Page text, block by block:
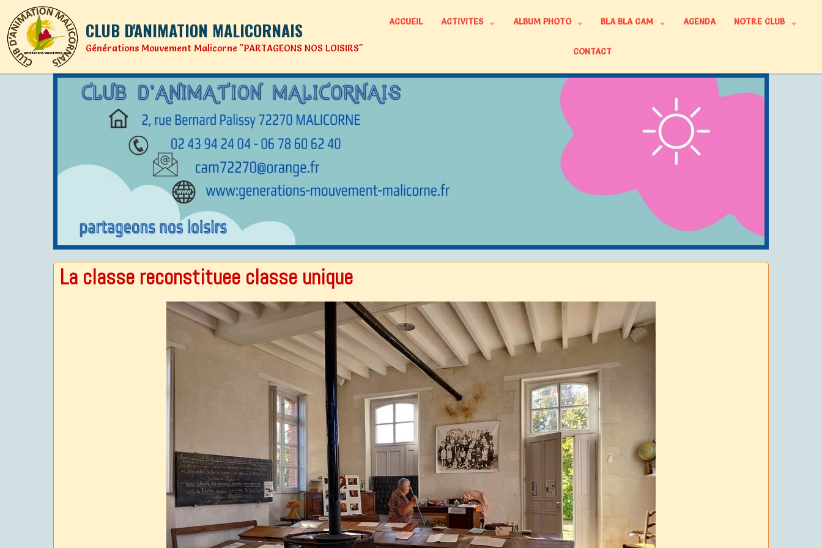
CLUB D'ANIMATION MALICORNAIS
Générations Mouvement Malicorne "PARTAGEONS NOS LOISIRS"
ACCUEIL ACTIVITES ALBUM PHOTO BLA BLA CAM AGENDA NOTRE CLUB
CONTACT
La classe reconstituee classe unique